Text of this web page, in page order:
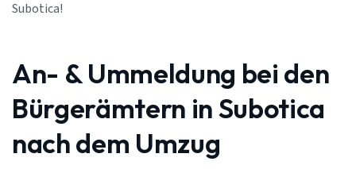
Subotica!
An- & Ummeldung bei den
Bürgerämtern in Subotica
nach dem Umzug